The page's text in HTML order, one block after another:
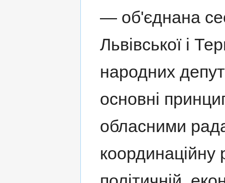
— об'єднана
Львівської і
народних
основні
обласними
координаційну